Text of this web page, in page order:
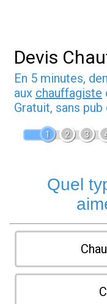
Devis
En 5 minutes,
aux chauffagiste
Gratuit, sans
1 2 3
Quel